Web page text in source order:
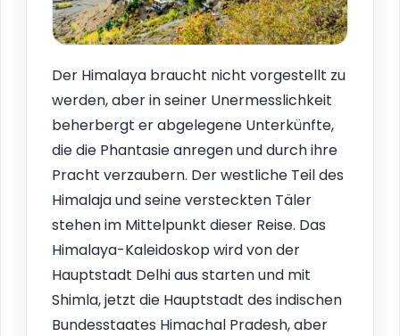
Der Himalaya braucht nicht vorgestellt zu
werden, aber in seiner Unermesslichkeit
beherbergt er abgelegene Unterkünfte,
die die Phantasie anregen und durch ihre
Pracht verzaubern. Der westliche Teil des
Himalaja und seine versteckten Täler
stehen im Mittelpunkt dieser Reise. Das
Himalaya-Kaleidoskop wird von der
Hauptstadt Delhi aus starten und mit
Shimla, jetzt die Hauptstadt des indischen
Bundesstaates Himachal Pradesh, aber